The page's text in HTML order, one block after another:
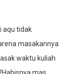
aqu tidak
masakannya
waktu kuliah